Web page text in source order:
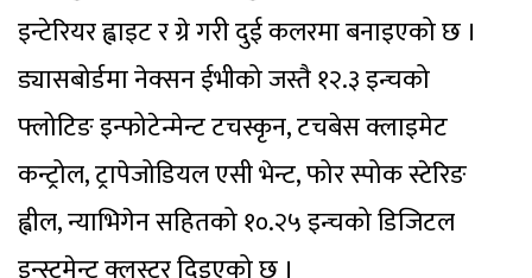
इन्टेरियर ह्वाइट र ग्रे गरी दुई कलरमा बनाइएको छ ।
ड्यासबोर्डमा नेक्सन ईभीको जस्तै १२.३ इन्चको
फ्लोटिङ इन्फोटेन्मेन्ट टचस्कृन, टचबेस क्लाइमेट
कन्ट्रोल, ट्रापेजोडियल एसी भेन्ट, फोर स्पोक स्टेरिङ
ह्वील, न्याभिगेन सहितको १०.२५ इन्चको डिजिटल